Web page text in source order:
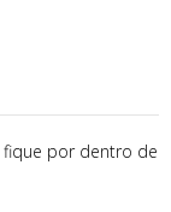
fique por dentro de